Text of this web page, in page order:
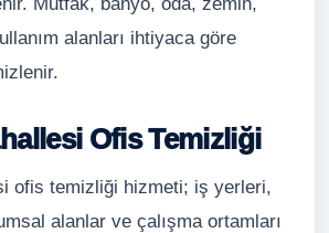
alanları ihtiyaca göre
Ofis Temizliği
ofis temizliği hizmeti; iş yerleri,
alanlar ve çalışma ortamları